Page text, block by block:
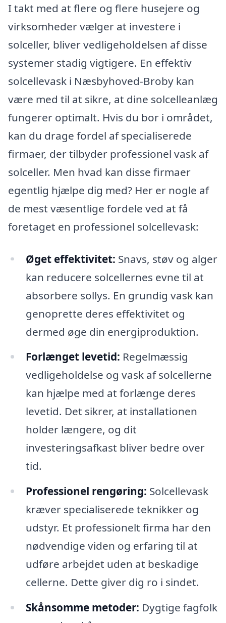
I takt med at flere og flere husejere og
virksomheder vælger at investere i
solceller, bliver vedligeholdelsen af disse
systemer stadig vigtigere. En effektiv
solcellevask i Næsbyhoved-Broby kan
være med til at sikre, at dine solcelleanlæg
fungerer optimalt. Hvis du bor i området,
kan du drage fordel af specialiserede
firmaer, der tilbyder professionel vask af
solceller. Men hvad kan disse firmaer
egentlig hjælpe dig med? Her er nogle af
de mest væsentlige fordele ved at få
foretaget en professionel solcellevask:
Øget effektivitet: Snavs, støv og alger
kan reducere solcellernes evne til at
absorbere sollys. En grundig vask kan
genoprette deres effektivitet og
dermed øge din energiproduktion.
Forlænget levetid: Regelmæssig
vedligeholdelse og vask af solcellerne
kan hjælpe med at forlænge deres
levetid. Det sikrer, at installationen
holder længere, og dit
investeringsafkast bliver bedre over
tid.
Professionel rengøring: Solcellevask
kræver specialiserede teknikker og
udstyr. Et professionelt firma har den
nødvendige viden og erfaring til at
udføre arbejdet uden at beskadige
cellerne. Dette giver dig ro i sindet.
Skånsomme metoder: Dygtige fagfolk